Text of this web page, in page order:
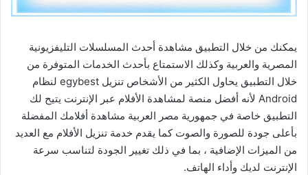
يمكنك من خلال التطبيق مشاهدة أحدث المسلسلات التليفزيونية
المصرية والعربية وكذلك الاستمتاع بأحدث الخدمات المتوفرة من
خلال التطبيق يحاول الكثير من الأشخاص تنزيل egybest لنظام
Android لأنه أفضل منصة لمشاهدة الأفلام عبر الإنترنت يتيح لك
التطبيق خاصة في جمهورية مصر العربية مشاهدة أفلامك المفضلة
بأعلى جودة للصورة والصوت كما يقدم خدمة تنزيل الأفلام مع العديد
من الميزات الإضافية ، بما في ذلك تغيير الجودة لتناسب سرعة
الإنترنت لديك وأداء الهاتف.